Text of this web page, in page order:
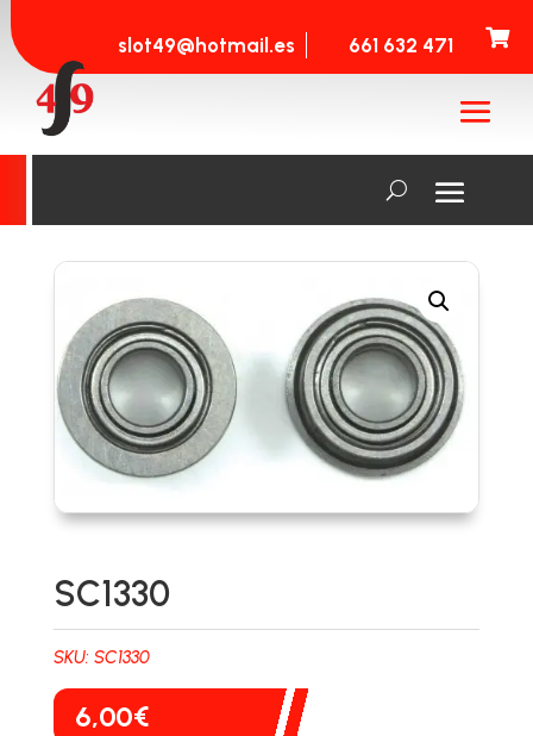
slot49@hotmail.es 661 632 471 
SC1330
SKU: SC1330
6,00€